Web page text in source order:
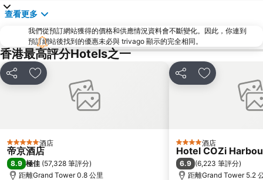
羅湖
North Point Metro Station
中環
Cheung Chau
羅湖口岸
Sheung Wan Metro Station
Tsing Yi Metro Station
寶安區
深圳寶安國際機場
深圳站
深圳野生動物園
大梅沙海濱公園
查看更多
我們從預訂網站獲得的價格和供應情況資料會不斷變化。因此，你連到
預訂網站後找到的優惠未必與 trivago 顯示的完全相同。
香港最高評分Hotels之一
分享 放到收藏夾
5 星級 酒店
帝京酒店
8.9 極佳 (57,328 筆評分)
距離Grand Tower 0.8 公里
分享 放到收藏夾
4 星級 酒店
Hotel COZi
6.9 (6,223 筆評分)
距離Grand Tower 5.2